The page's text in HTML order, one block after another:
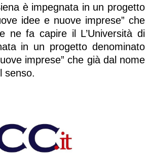
è impegnata in un progetto
idee e nuove imprese” che
ne fa capire il L’Università di
in un progetto denominato
imprese” che già dal nome
senso.